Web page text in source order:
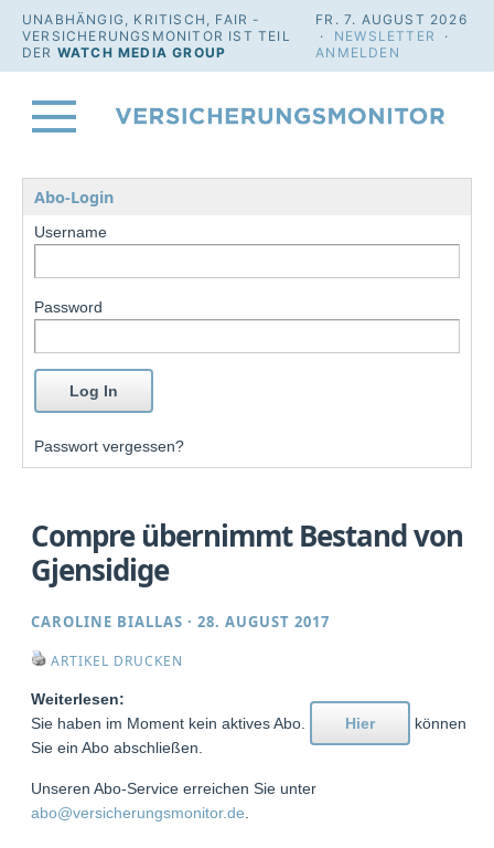
UNABHÄNGIG, KRITISCH, FAIR -
VERSICHERUNGSMONITOR IST TEIL
DER WATCH MEDIA GROUP
FR. 7. AUGUST 2026
· NEWSLETTER
·
ANMELDEN
Abo-Login
Username
Password
Passwort vergessen?
Compre übernimmt Bestand von
Gjensidige
CAROLINE BIALLAS ·28. AUGUST 2017
ARTIKEL DRUCKEN
Weiterlesen:
Sie haben im Moment kein aktives Abo.
Hier
können
Sie ein Abo abschließen.
Unseren Abo-Service erreichen Sie unter
abo@versicherungsmonitor.de